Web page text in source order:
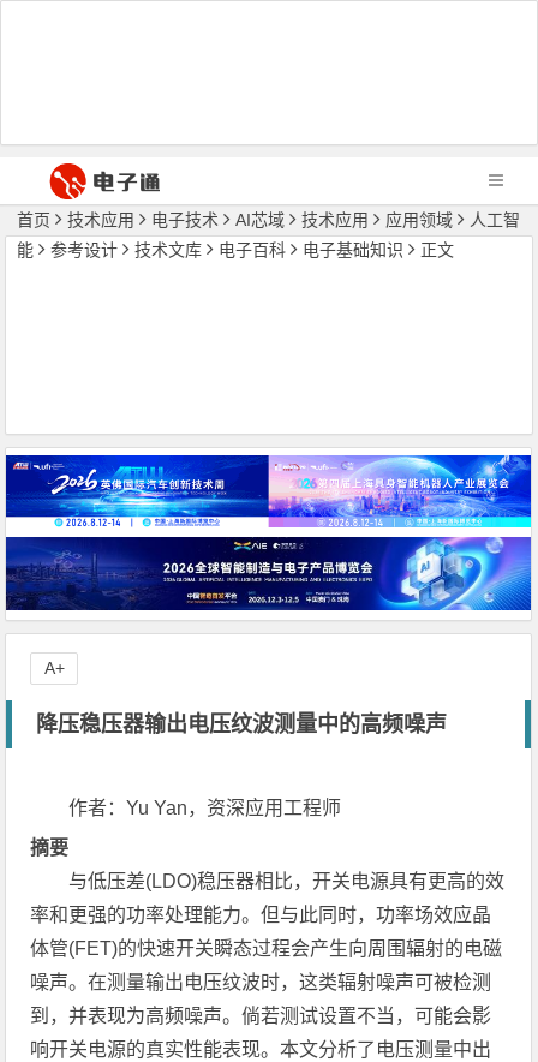
首页 技术应用 电子技术 AI芯域 技术应用 应用领域
人工智
能
参考设计 技术文库 电子百科 电子基础知识 正文
降压稳压器输出电压纹波测量中的高频噪声
作者：Yu Yan，资深应用工程师
摘要
与低压差(LDO)稳压器相比，开关电源具有更高的效
率和更强的功率处理能力。但与此同时，功率场效应晶
体管(FET)的快速开关瞬态过程会产生向周围辐射的电磁
噪声。在测量输出电压纹波时，这类辐射噪声可被检测
到，并表现为高频噪声。倘若测试设置不当，可能会影
响开关电源的真实性能表现。本文分析了电压测量中出
A+